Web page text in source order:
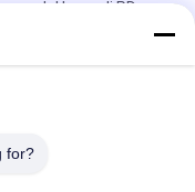
del laser di PD-
IP54 Digital
80m del laser di
for?